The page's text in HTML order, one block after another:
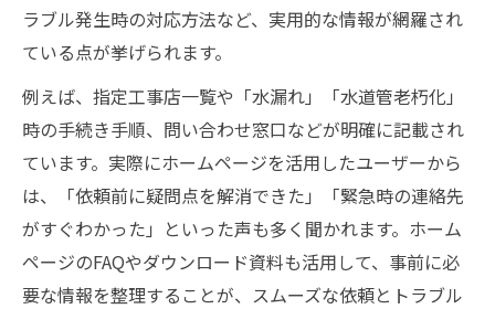
ラブル発生時の対応方法など、実用的な情報が網羅され
ている点が挙げられます。
例えば、指定工事店一覧や「水漏れ」「水道管老朽化」
時の手続き手順、問い合わせ窓口などが明確に記載され
ています。実際にホームページを活用したユーザーから
は、「依頼前に疑問点を解消できた」「緊急時の連絡先
がすぐわかった」といった声も多く聞かれます。ホーム
ページのFAQやダウンロード資料も活用して、事前に必
要な情報を整理することが、スムーズな依頼とトラブル